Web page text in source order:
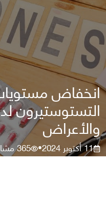
انخفاض
التستوستيرون
والأعراض
11 أكتوبر 2024 •
365